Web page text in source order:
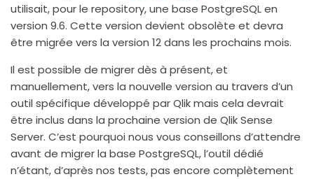
utilisait, pour le repository, une base PostgreSQL en
version 9.6. Cette version devient obsolète et devra
être migrée vers la version 12 dans les prochains mois.
Il est possible de migrer dès à présent, et
manuellement, vers la nouvelle version au travers d’un
outil spécifique développé par Qlik mais cela devrait
être inclus dans la prochaine version de Qlik Sense
Server. C’est pourquoi nous vous conseillons d’attendre
avant de migrer la base PostgreSQL, l’outil dédié
n’étant, d’après nos tests, pas encore complètement